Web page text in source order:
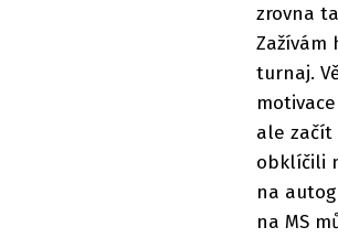
zrovna
Zažívám
turnaj.
ale začít
obklíčili
na
na MS